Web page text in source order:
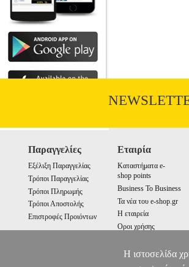
Παραγγελίες
Εξέλιξη Παραγγελίας
Τρόποι Παραγγελίας
Τρόποι Πληρωμής
Τρόποι Αποστολής
Επιστροφές Προιόντων
Εταιρία
Καταστήματα e-
shop points
Business To Business
Τα νέα του e-shop.gr
Η εταιρεία
Οροι χρήσης
Η ιστοσελίδα